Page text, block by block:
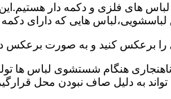
لباس های فلزی و دکمه دار
هایی که دارای
را برعکس کنید و به صورت
هنگام شستشوی لباس ها
به دلیل صاف نبودن محل